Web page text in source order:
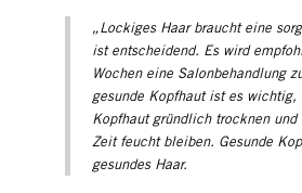
„Lockiges Haar braucht eine
ist entscheidend. Es wird
Wochen eine Salonbehandlung
gesunde Kopfhaut ist es wichtig,
Kopfhaut gründlich trocknen
Zeit feucht bleiben. Gesunde
gesundes Haar.